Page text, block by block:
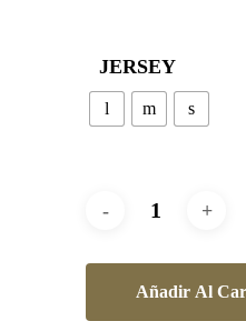
JERSEY
l m s
Añadir Al